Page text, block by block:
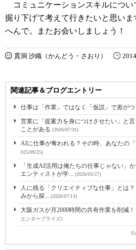
コミュニケーションスキルについ
掘り下げて考えて行きたいと思い
へんで。またお会いしましょう！
貫洞 沙織（かんどう・さおり）
関連記事＆ブログエントリー
仕事は「作業」ではなく「仮説」で差がつ
営業に「提案力を身につけさせたい」と
ことがある (2026/07/31)
AIに仕事が奪われる？その時、あなたの
025/09/25)
「生成AI活用は俺たちの仕事じゃない」
エンティストが学... (2026/03/27)
人に残る「クリエイティブな仕事」とは
みから探... (2026/07/13)
大阪ガスが月2000時間の共有作業を削減
エンタープライズ)